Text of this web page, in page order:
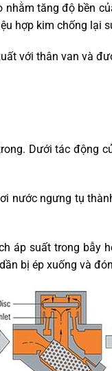
tăng độ bền
hợp kim chống lại
với thân van và
Dưới tác động
nước ngưng tụ
áp suất trong bẫy
bị ép xuống và